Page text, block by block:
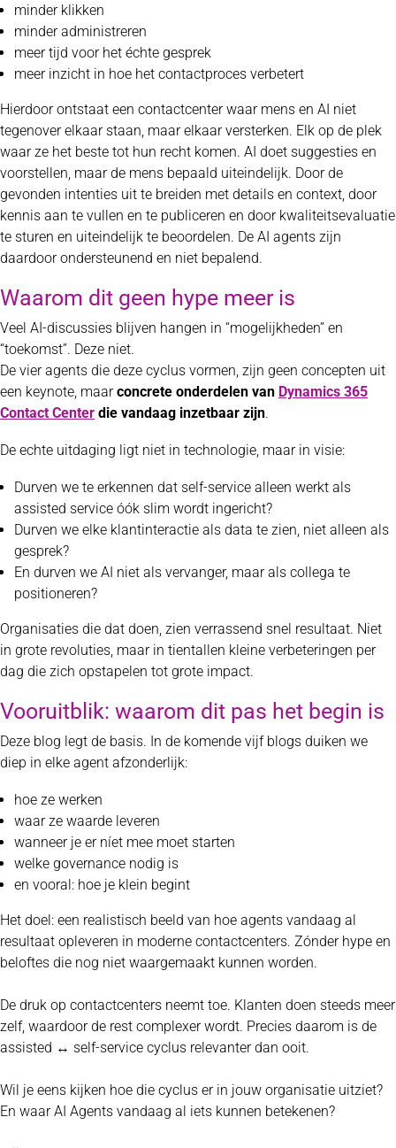
minder klikken
minder administreren
meer tijd voor het échte gesprek
meer inzicht in hoe het contactproces verbetert
Hierdoor ontstaat een contactcenter waar mens en AI niet
tegenover elkaar staan, maar elkaar versterken. Elk op de plek
waar ze het beste tot hun recht komen. AI doet suggesties en
voorstellen, maar de mens bepaald uiteindelijk. Door de
gevonden intenties uit te breiden met details en context, door
kennis aan te vullen en te publiceren en door kwaliteitsevaluatie
te sturen en uiteindelijk te beoordelen. De AI agents zijn
daardoor ondersteunend en niet bepalend.
Waarom dit geen hype meer is
Veel AI-discussies blijven hangen in “mogelijkheden” en
“toekomst”. Deze niet.
De vier agents die deze cyclus vormen, zijn geen concepten uit
een keynote, maarconcrete onderdelen van Dynamics 365
Contact Center die vandaag inzetbaar zijn.
De echte uitdaging ligt niet in technologie, maar in visie:
Durven we te erkennen dat self-service alleen werkt als
assisted service óók slim wordt ingericht?
Durven we elke klantinteractie als data te zien, niet alleen als
gesprek?
En durven we AI niet als vervanger, maar als collega te
positioneren?
Organisaties die dat doen, zien verrassend snel resultaat. Niet
in grote revoluties, maar in tientallen kleine verbeteringen per
dag die zich opstapelen tot grote impact.
Vooruitblik: waarom dit pas het begin is
Deze blog legt de basis. In de komende vijf blogs duiken we
diep in elke agent afzonderlijk:
hoe ze werken
waar ze waarde leveren
wanneer je er níet mee moet starten
welke governance nodig is
en vooral: hoe je klein begint
Het doel: een realistisch beeld van hoe agents vandaag al
resultaat opleveren in moderne contactcenters. Zónder hype en
beloftes die nog niet waargemaakt kunnen worden.
De druk op contactcenters neemt toe. Klanten doen steeds meer
zelf, waardoor de rest complexer wordt. Precies daarom is de
assisted ↔ self-service cyclus relevanter dan ooit.
Wil je eens kijken hoe die cyclus er in jouw organisatie uitziet?
En waar AI Agents vandaag al iets kunnen betekenen?